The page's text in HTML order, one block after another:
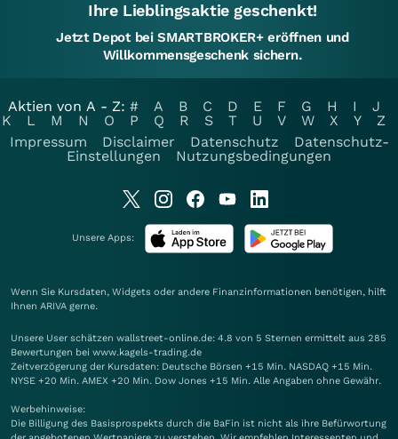
Ihre Lieblingsaktie geschenkt!
Jetzt Depot bei SMARTBROKER+ eröffnen und
Willkommensgeschenk sichern.
Aktien von A - Z: # A B C D E F G H I
J
K
L M N O P Q R S T U V W X Y
Z
Impressum
Disclaimer Datenschutz
Datenschutz-
Einstellungen
Nutzungsbedingungen
Unsere Apps:
Wenn Sie Kursdaten, Widgets oder andere Finanzinformationen benötigen, hilft
Ihnen ARIVA gerne.
Unsere User schätzen wallstreet-online.de: 4.8 von 5 Sternen ermittelt aus 285
Bewertungen bei www.kagels-trading.de
Zeitverzögerung der Kursdaten: Deutsche Börsen +15 Min. NASDAQ +15 Min.
NYSE +20 Min. AMEX +20 Min. Dow Jones +15 Min. Alle Angaben ohne Gewähr.
Werbehinweise:
Die Billigung des Basisprospekts durch die BaFin ist nicht als ihre Befürwortung